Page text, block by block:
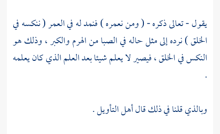
يقول - تعالى ذكره - ( ومن نعمره ) فنمد له في العمر ( ننكسه في
الخلق ) نرده إلى مثل حاله في الصبا من الهرم والكبر ، وذلك هو
النكس في الخلق ، فيصير لا يعلم شيئا بعد العلم الذي كان يعلمه
.
وبالذي قلنا في ذلك قال أهل التأويل .